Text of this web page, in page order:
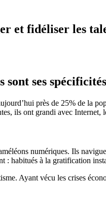
et fidéliser les
ses
près de 25% de la
ils ont grandi avec Internet,
numériques. Ils
: habitués à la gratification
Ayant vécu les crises